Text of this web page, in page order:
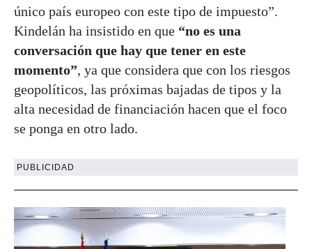
único país europeo con este tipo de impuesto”.
Kindelán ha insistido en que “no es una
conversación que hay que tener en este
momento”, ya que considera que con los riesgos
geopolíticos, las próximas bajadas de tipos y la
alta necesidad de financiación hacen que el foco
se ponga en otro lado.
PUBLICIDAD